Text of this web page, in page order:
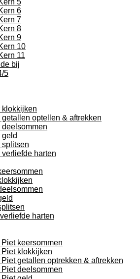
5
6
7
8
9
10
11
bij
5
klokkijken
getallen optellen & aftrekken
deelsommen
geld
splitsen
verliefde harten
harten
keersommen
Piet klokkijken
Piet getallen optrekken & aftrekken
Piet deelsommen